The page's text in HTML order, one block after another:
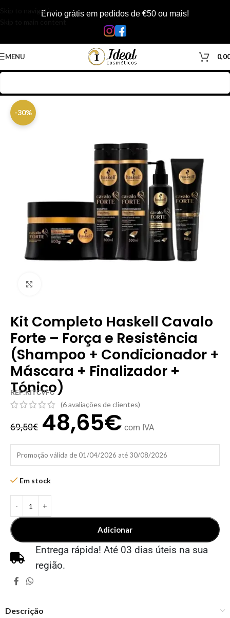
Skip to navigationEnvio grátis em pedidos de €50 ou mais!
MENU
-30%
Kit Completo Haskell Cavalo
Forte – Força e Resistência
(Shampoo + Condicionador +
Máscara + Finalizador +
Tónico)
REF:KITCVFC
(6avaliações de clientes)
69,50€ 48,65€ com IVA
Promoção válida de 01/04/2026 até 30/08/2026
Em stock
Adicionar
Entrega rápida! Até 03 dias úteis na sua
região.
Descrição